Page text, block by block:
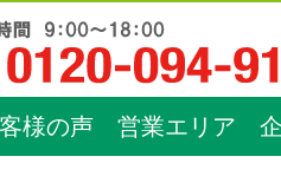
様の声 営業エリア